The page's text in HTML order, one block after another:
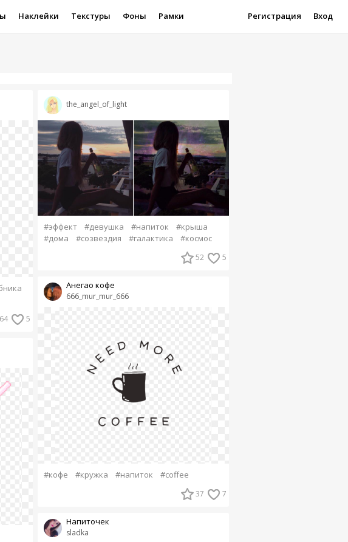
Наклейки Текстуры Фоны Рамки Регистрация Вход
64 5
the_angel_of_light
#эффект #девушка #напиток
#крыша
#дома
#созвездия #галактика #космос
52 5
666_mur_mur_666
Анегао кофе
#кофе #кружка #напиток #coffee
37 7
sladka
Напиточек